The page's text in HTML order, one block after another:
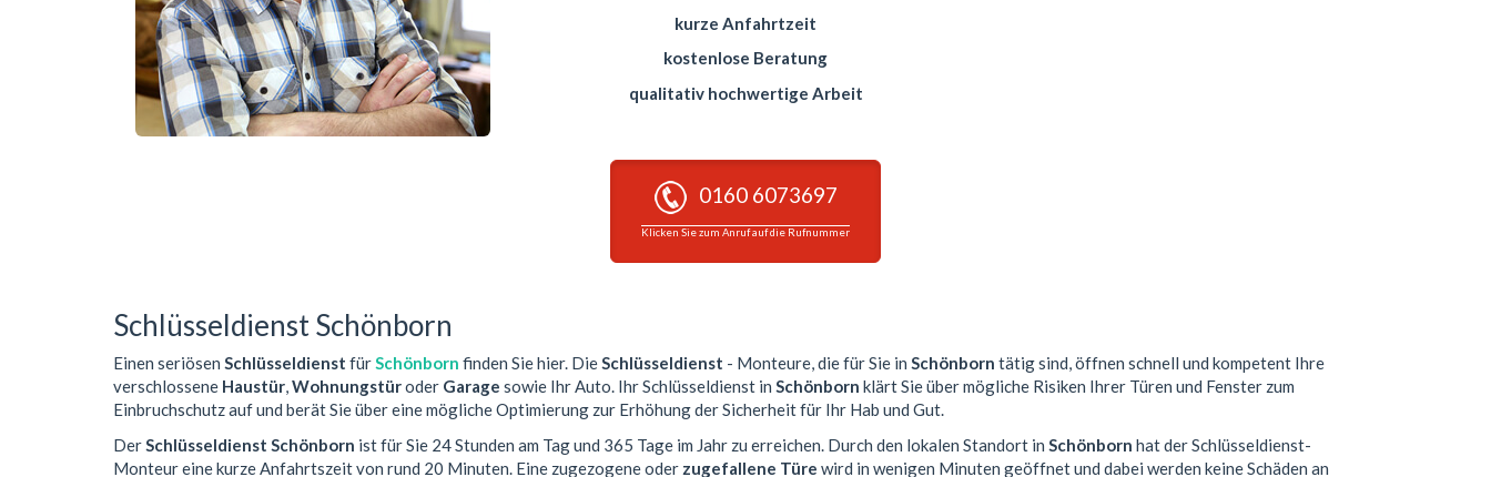
kurze Anfahrtzeit
kostenlose Beratung
qualitativ hochwertige Arbeit
0160 6073697
Klicken Sie zum Anruf auf die Rufnummer
Schlüsseldienst Schönborn
Einen seriösen Schlüsseldienst fürSchönborn finden Sie hier. DieSchlüsseldienst - Monteure, die für Sie in Schönborn tätig sind, öffnen schnell und kompetent Ihre
verschlossene Haustür,Wohnungstüroder Garage sowie Ihr Auto. Ihr Schlüsseldienst in Schönborn klärt Sie über mögliche Risiken Ihrer Türen und Fenster zum
Einbruchschutz auf und berät Sie über eine mögliche Optimierung zur Erhöhung der Sicherheit für Ihr Hab und Gut.
DerSchlüsseldienst Schönborn ist für Sie 24 Stunden am Tag und 365 Tage im Jahr zu erreichen. Durch den lokalen Standort in Schönborn hat der Schlüsseldienst-
Monteur eine kurze Anfahrtszeit von rund 20 Minuten. Eine zugezogene oder zugefallene Türe wird in wenigen Minuten geöffnet und dabei werden keine Schäden an